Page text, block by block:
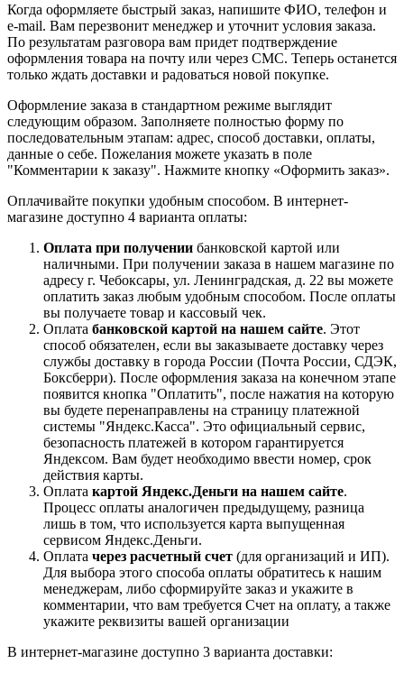
Когда оформляете быстрый заказ, напишите ФИО, телефон и
e-mail. Вам перезвонит менеджер и уточнит условия заказа.
По результатам разговора вам придет подтверждение
оформления товара на почту или через СМС. Теперь останется
только ждать доставки и радоваться новой покупке.
Оформление заказа в стандартном режиме выглядит
следующим образом. Заполняете полностью форму по
последовательным этапам: адрес, способ доставки, оплаты,
данные о себе. Пожелания можете указать в поле
"Комментарии к заказу". Нажмите кнопку «Оформить заказ».
Оплачивайте покупки удобным способом. В интернет-
магазине доступно 4 варианта оплаты:
Оплата при получении банковской картой или
наличными. При получении заказа в нашем магазине по
адресу г. Чебоксары, ул. Ленинградская, д. 22 вы можете
оплатить заказ любым удобным способом. После оплаты
вы получаете товар и кассовый чек.
Оплата банковской картой на нашем сайте. Этот
способ обязателен, если вы заказываете доставку через
службы доставку в города России (Почта России, СДЭК,
Боксберри). После оформления заказа на конечном этапе
появится кнопка "Оплатить", после нажатия на которую
вы будете перенаправлены на страницу платежной
системы "Яндекс.Касса". Это официальный сервис,
безопасность платежей в котором гарантируется
Яндексом. Вам будет необходимо ввести номер, срок
действия карты.
Оплата картой Яндекс.Деньги на нашем сайте.
Процесс оплаты аналогичен предыдущему, разница
лишь в том, что используется карта выпущенная
сервисом Яндекс.Деньги.
Оплата через расчетный счет (для организаций и ИП).
Для выбора этого способа оплаты обратитесь к нашим
менеджерам, либо сформируйте заказ и укажите в
комментарии, что вам требуется Счет на оплату, а также
укажите реквизиты вашей организации
В интернет-магазине доступно 3 варианта доставки: